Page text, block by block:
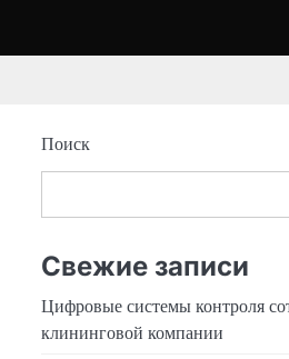
Поиск
Свежие записи
Цифровые системы контроля
клининговой компании